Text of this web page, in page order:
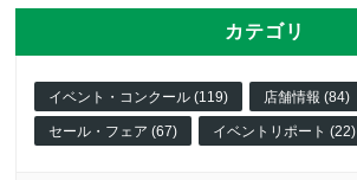
カテゴリ
イベント・コンクール (119) 店舗情報 (84)
セール・フェア (67) イベントリポート (22)